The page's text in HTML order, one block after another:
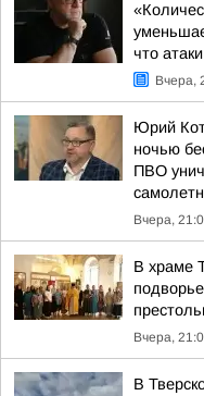
что
Вчера,
Юрий
ночью
ПВО
Вчера,
В храме
Вчера,
В